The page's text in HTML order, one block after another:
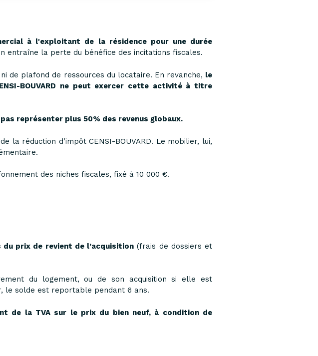
à l'exploitant de la résidence pour une durée
entraîne la perte du bénéfice des incitations fiscales.
de plafond de ressources du locataire. En revanche, le
BOUVARD ne peut exercer cette activité à titre
représenter plus 50% des revenus globaux.
la réduction d’impôt CENSI-BOUVARD. Le mobilier, lui,
des niches fiscales, fixé à 10 000 €.
prix de revient de l’acquisition (frais de dossiers et
du logement, ou de son acquisition si elle est
le solde est reportable pendant 6 ans.
de la TVA sur le prix du bien neuf, à condition de